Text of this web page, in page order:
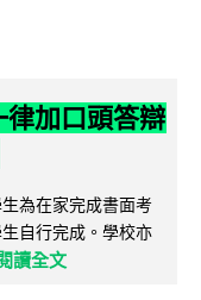
加口頭答辯
為在家完成書面考
自行完成。學校亦
讀全文